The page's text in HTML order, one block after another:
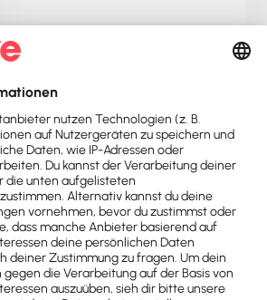
IT-Beratung,
& Projektmanagement –
für Deine digitale